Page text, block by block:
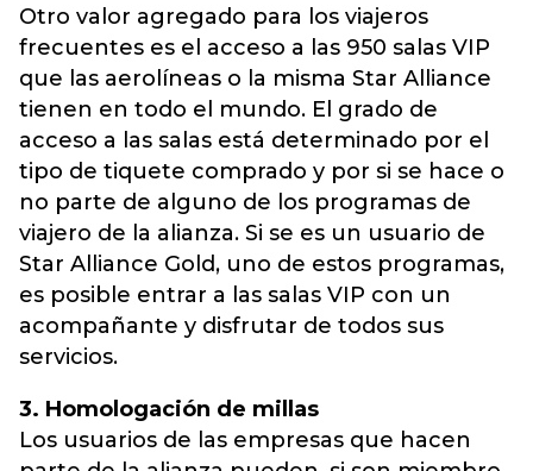
Otro valor agregado para los viajeros
frecuentes es el acceso a las 950 salas VIP
que las aerolíneas o la misma Star Alliance
tienen en todo el mundo. El grado de
acceso a las salas está determinado por el
tipo de tiquete comprado y por si se hace o
no parte de alguno de los programas de
viajero de la alianza. Si se es un usuario de
Star Alliance Gold, uno de estos programas,
es posible entrar a las salas VIP con un
acompañante y disfrutar de todos sus
servicios.
3. Homologación de millas
Los usuarios de las empresas que hacen